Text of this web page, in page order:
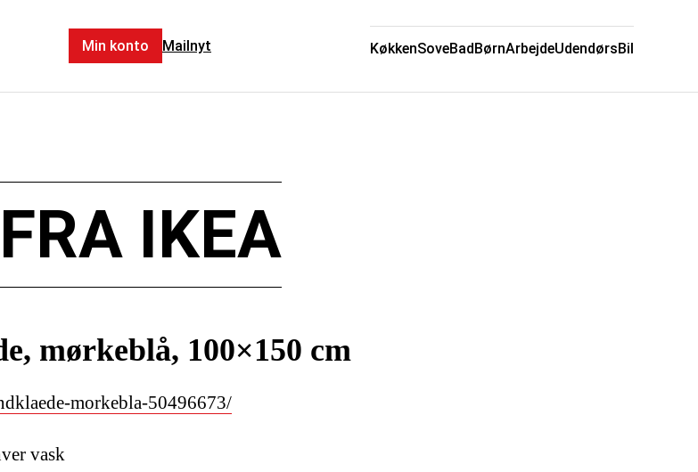
KøkkenSoveBadBørnArbejdeUdendørsBil
Min konto Mailnyt
IKEA
mørkeblå, 100×150 cm
morkebla-50496673/
vask